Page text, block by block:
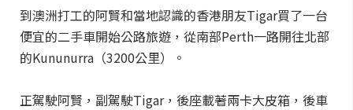
到澳洲打工的阿賢和當地認識的香港朋友Tigar買了一台
便宜的二手車開始公路旅遊，從南部Perth一路開往北部
的Kununurra（3200公里）。
正駕駛阿賢，副駕駛Tigar，後座載著兩卡大皮箱，後車